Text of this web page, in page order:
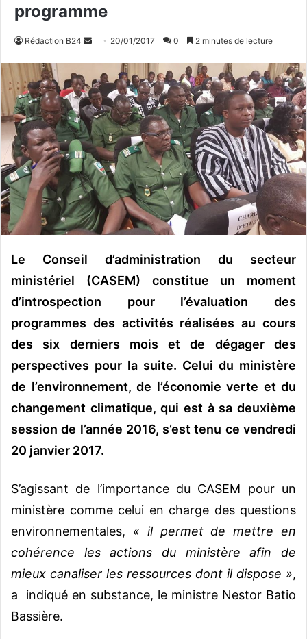
programme
Rédaction B24
o
y
e
r
u
n
c
o
u
r
e
l
20/01/2017 0 2 minutes de lecture
Le Conseil d’administration du secteur
ministériel (CASEM) constitue un moment
d’introspection pour l’évaluation des
programmes des activités réalisées au cours
des six derniers mois et de dégager des
perspectives pour la suite. Celui du ministère
de l’environnement, de l’économie verte et du
changement climatique, qui est à sa deuxième
session de l’année 2016, s’est tenu ce vendredi
20 janvier 2017.
S’agissant de l’importance du CASEM pour un
ministère comme celui en charge des questions
environnementales, « il permet de mettre en
cohérence les actions du ministère afin de
mieux canaliser les ressources dont il dispose »,
a indiqué en substance, le ministre Nestor Batio
Bassière.